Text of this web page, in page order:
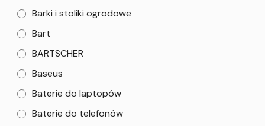
Barki i stoliki ogrodowe
Bart
BARTSCHER
Baseus
Baterie do laptopów
Baterie do telefonów